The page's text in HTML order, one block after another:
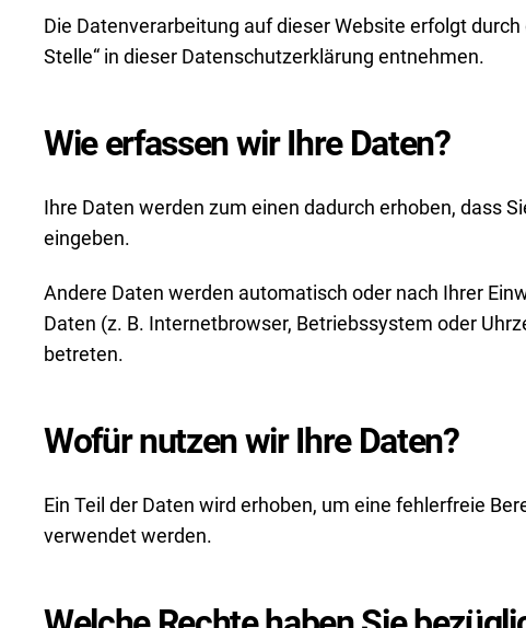
Die Datenverarbeitung auf dieser Website erfolgt
Stelle“ in dieser Datenschutzerklärung entnehmen.
Wie erfassen wir Ihre Daten?
Ihre Daten werden zum einen dadurch erhoben, dass
eingeben.
Andere Daten werden automatisch oder nach Ihrer
Daten (z. B. Internetbrowser, Betriebssystem oder
betreten.
Wofür nutzen wir Ihre Daten?
Ein Teil der Daten wird erhoben, um eine fehlerfreie
verwendet werden.